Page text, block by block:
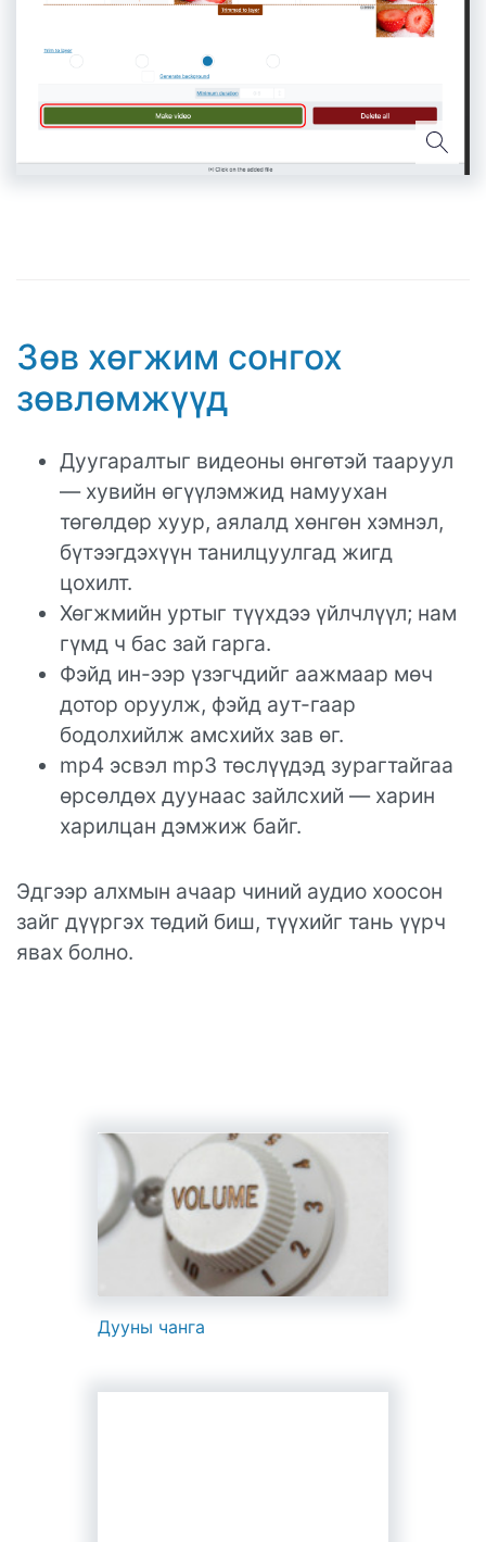
Зөв хөгжим сонгох
зөвлөмжүүд
Дуугаралтыг видеоны өнгөтэй тааруул
— хувийн өгүүлэмжид намуухан
төгөлдөр хуур, аялалд хөнгөн хэмнэл,
бүтээгдэхүүн танилцуулгад жигд
цохилт.
Хөгжмийн уртыг түүхдээ үйлчлүүл; нам
гүмд ч бас зай гарга.
Фэйд ин-ээр үзэгчдийг аажмаар мөч
дотор оруулж, фэйд аут-гаар
бодолхийлж амсхийх зав өг.
mp4 эсвэл mp3 төслүүдэд зурагтайгаа
өрсөлдөх дуунаас зайлсхий — харин
харилцан дэмжиж байг.
Эдгээр алхмын ачаар чиний аудио хоосон
зайг дүүргэх төдий биш, түүхийг тань үүрч
явах болно.
Дууны чанга